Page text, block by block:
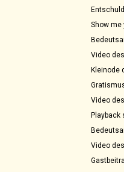
Show me
Video
Kleinode
Video
Playback
Video